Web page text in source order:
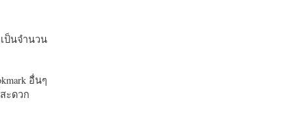
ป็นจำนวน
อื่นๆ
ะดวก